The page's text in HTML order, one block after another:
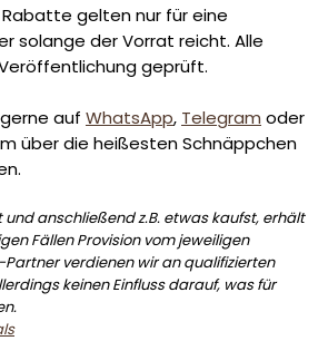
gelten nur für eine
solange der Vorrat reicht. Alle
geprüft.
auf WhatsApp, Telegram oder
über die heißesten Schnäppchen
und anschließend z.B. etwas kaufst, erhält
Fällen Provision vom jeweiligen
verdienen wir an qualifizierten
keinen Einfluss darauf, was für